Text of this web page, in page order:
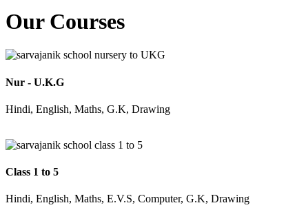
Our Courses
Nur - U.K.G
Hindi, English, Maths, G.K, Drawing
Class 1 to 5
Hindi, English, Maths, E.V.S, Computer, G.K, Drawing